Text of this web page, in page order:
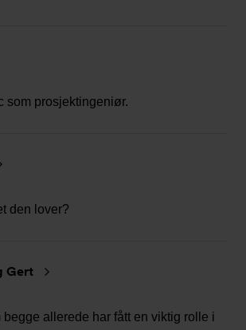
som prosjektingeniør.
den lover?
Gert
allerede har fått en viktig rolle i